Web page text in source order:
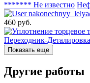
******* Не известно
460 руб.
Показать еще
Другие работы